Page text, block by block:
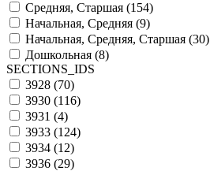
Средняя, Старшая (154)
Начальная, Средняя (9)
Начальная, Средняя, Старшая (30)
Дошкольная (8)
SECTIONS_IDS
3928 (70)
3930 (116)
3931 (4)
3933 (124)
3934 (12)
3936 (29)